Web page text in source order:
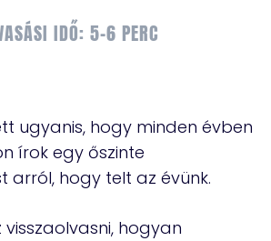
IDŐ: 5-6 PERC
ugyanis, hogy minden évben
írok egy őszinte
arról, hogy telt az évünk.
visszaolvasni, hogyan